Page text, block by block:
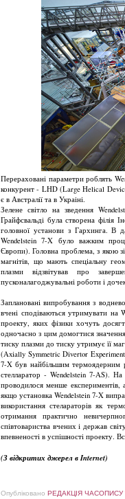
Перераховані параметри роблять
конкурент - LHD (Large Helical
є в Австралії та в Украіні.
Зелене світло на зведення
Грайфсвальді була створена філія
головної установи з Гархинга. В
Wendelstein 7-X було важким
Європи). Головна проблема, з якою
магнітів, що мають спеціальну
плазми відзвітував про
пусконалагоджувальні роботи і
Заплановані випробування з
вчені сподіваються утримувати на
проекту, яких фізики хочуть
одночасно з цим домогтися
тиску плазми до тиску утримує її
(Axially Symmetric Divertor
7-X був найбільшим термоядерним
стелларатор - Wendelstein 7-AS).
проводилося менше
якщо установка Wendelstein 7-X
використання стелараторів як
отримання практично
співтовариства вчених і держав
впевненості в успішності проекту.
(З відкритих джерел в Internet)
Опубліковано РЕДАКЦІЯ ЧАСОПИСУ